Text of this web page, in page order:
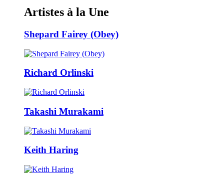
Artistes à la Une
Shepard Fairey (Obey)
Richard Orlinski
Takashi Murakami
Keith Haring